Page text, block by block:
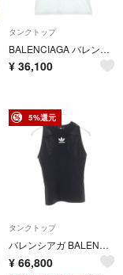
タンクトップ
BALENCIAGA バレンシアガ ノースリーブ M 白 【古着】【中古】【送料無料】
¥ 36,100
5%還元
タンクトップ
バレンシアガ BALENCIAGA BALENCIAGA × adidas タンクトップ 衣料品 トップス レーヨン ナイロン レディース ブラック系 【中古】
¥ 66,800